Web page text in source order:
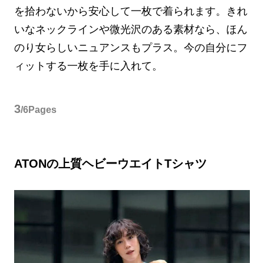
を拾わないから安心して一枚で着られます。きれ
いなネックラインや微光沢のある素材なら、ほん
のり女らしいニュアンスもプラス。今の自分にフ
ィットする一枚を手に入れて。
3/6Pages
ATONの上質ヘビーウエイトTシャツ